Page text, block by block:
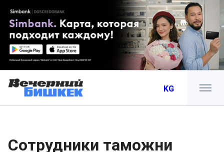
KG
Сотрудники таможни